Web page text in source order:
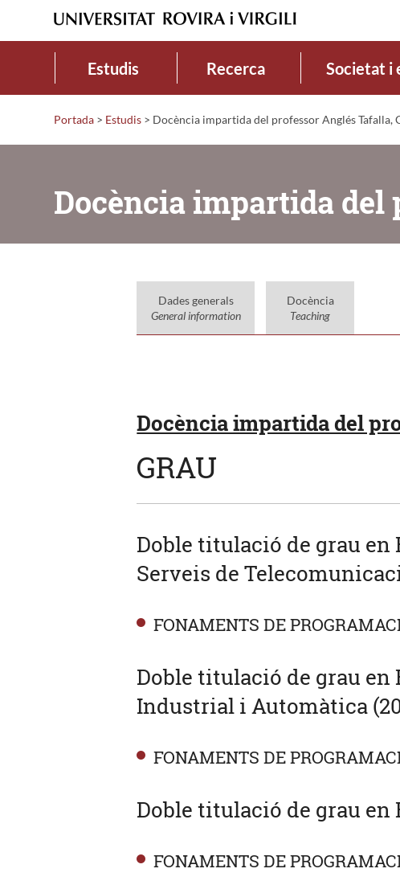
Estudis Recerca Societat i
Portada > Estudis > Docència impartida del professor Anglés Tafalla,
Docència impartida del
Dades generals
General information
Docència
Teaching
Docència impartida del
GRAU
Doble titulació de grau
Serveis de
FONAMENTS DE
Doble titulació de grau
Industrial i Automàtica
FONAMENTS DE
Doble titulació de grau
FONAMENTS DE